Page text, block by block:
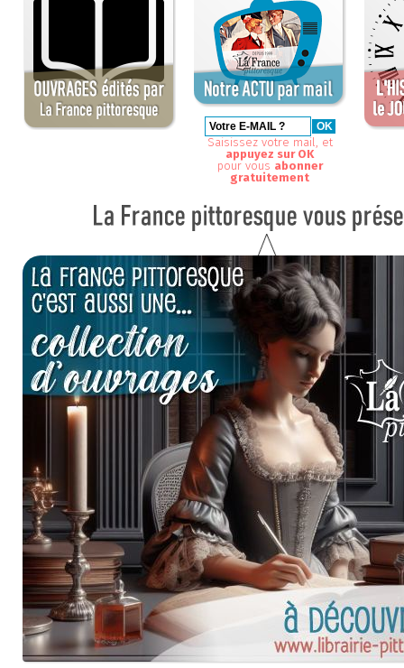
Saisissez votre mail, et
appuyez sur OK
pour vous abonner
gratuitement